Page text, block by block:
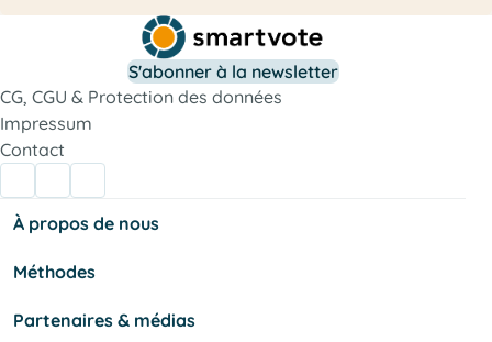
S'abonner à la newsletter
CG, CGU & Protection des données
Impressum
Contact
À propos de nous
Méthodes
Partenaires & médias